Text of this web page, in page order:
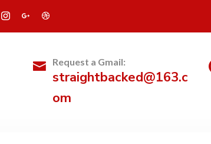
Request a Gmail:
straightbacked@163.c
om